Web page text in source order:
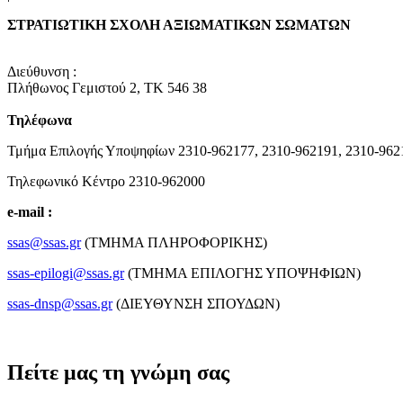
ΣΤΡΑΤΙΩΤΙΚΗ ΣΧΟΛΗ ΑΞΙΩΜΑΤΙΚΩΝ ΣΩΜΑΤΩΝ
Διεύθυνση :
Πλήθωνος Γεμιστού 2, ΤΚ 546 38
Τηλέφωνα
Τμήμα Επιλογής Υποψηφίων 2310-962177, 2310-962191, 2310-
Τηλεφωνικό Κέντρο 2310-962000
e-mail :
ssas@ssas.gr(ΤΜΗΜΑ ΠΛΗΡΟΦΟΡΙΚΗΣ)
ssas-epilogi@ssas.gr(ΤΜΗΜΑ ΕΠΙΛΟΓΗΣ ΥΠΟΨΗΦΙΩΝ)
ssas-dnsp@ssas.gr(ΔΙΕΥΘΥΝΣΗ ΣΠΟΥΔΩΝ)
Πείτε μας τη γνώμη σας